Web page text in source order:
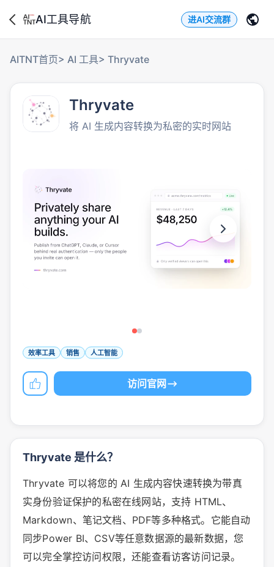
AI工具导航 进AI交流群
AITNT首页> AI 工具> Thryvate
Thryvate
将 AI 生成内容转换为私密的实时网站
效率工具 销售 人工智能
访问官网
Thryvate 是什么？
Thryvate 可以将您的 AI 生成内容快速转换为带真
实身份验证保护的私密在线网站，支持 HTML、
Markdown、笔记文档、PDF等多种格式。它能自动
同步Power BI、CSV等任意数据源的最新数据，您
可以完全掌控访问权限，还能查看访客访问记录。